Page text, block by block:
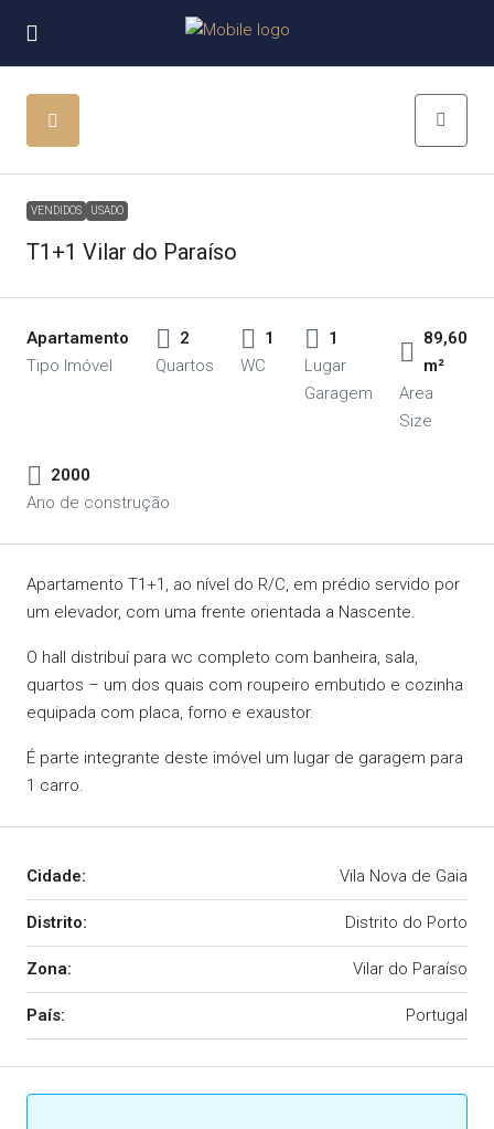
VENDIDOS USADO
T1+1 Vilar do Paraíso
Apartamento
Tipo Imóvel
2
Quartos
1
WC
1
Lugar
Garagem
89,60
m²
Area
Size
2000
Ano de construção
Apartamento T1+1, ao nível do R/C, em prédio servido por
um elevador, com uma frente orientada a Nascente.
O hall distribuí para wc completo com banheira, sala,
quartos – um dos quais com roupeiro embutido e cozinha
equipada com placa, forno e exaustor.
É parte integrante deste imóvel um lugar de garagem para
1 carro.
Cidade: Vila Nova de Gaia
Distrito: Distrito do Porto
Zona: Vilar do Paraíso
País: Portugal